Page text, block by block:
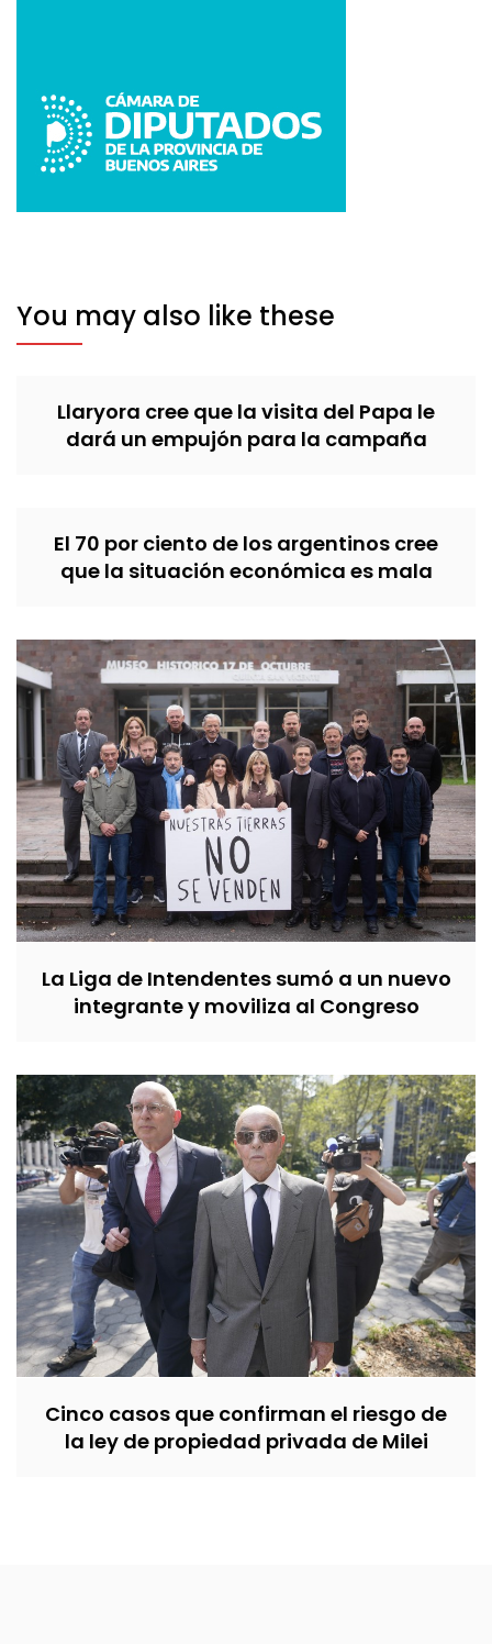
You may also like these
Llaryora cree que la visita del Papa le
dará un empujón para la campaña
El 70 por ciento de los argentinos cree
que la situación económica es mala
La Liga de Intendentes sumó a un nuevo
integrante y moviliza al Congreso
Cinco casos que confirman el riesgo de
la ley de propiedad privada de Milei